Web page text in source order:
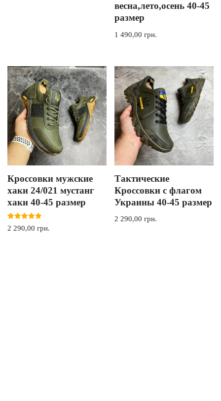
весна,лето,осень 40-45
размер
1 490,00грн.
Кроссовки мужские
хаки 24/021 мустанг
хаки 40-45 размер
Оценка
5.00
2 290,00 грн.
Тактические
Кроссовки с флагом
Украины 40-45 размер
2 290,00грн.